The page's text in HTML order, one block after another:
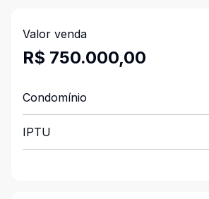
Valor venda
R$ 750.000,00
Condomínio
IPTU